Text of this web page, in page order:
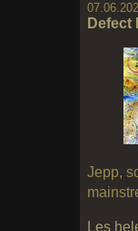
Defect
Jepp,
Les